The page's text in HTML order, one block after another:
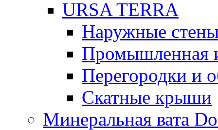
URSA TERRA
Наружные
Промышленная
Перегородки и
Скатные крыши
Минеральная вата